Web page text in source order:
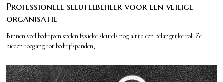
Professioneel sleutelbeheer voor een veilige
organisatie
Binnen veel bedrijven spelen fysieke sleutels nog altijd een belangrijke rol. Ze
bieden toegang tot bedrijfspanden,